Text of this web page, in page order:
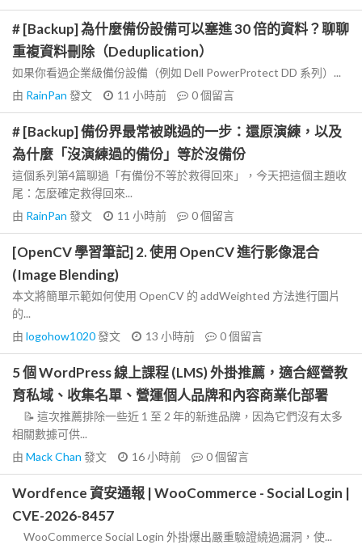
# [Backup] 為什麼備份設備可以塞進 30 倍的資料？聊聊
重複資料刪除（Deduplication）
如果你看過企業級備份設備（例如 Dell PowerProtect DD 系列）...
由 RainPan 發文 11 小時前 0個留言
# [Backup] 備份界最常被跳過的一步：還原演練，以及
為什麼「沒演練過的備份」等於沒備份
這個系列第4篇聊過「有備份不等於救得回來」，今天把這個主題收
尾：怎麼確定救得回來...
由 RainPan 發文 11 小時前 0個留言
[OpenCV 學習筆記] 2. 使用 OpenCV 進行影像混合
(Image Blending)
本文將簡單示範如何使用 OpenCV 的 addWeighted 方法進行圖片
的...
由 logohow1020發文 13 小時前 0個留言
5 個 WordPress 線上課程 (LMS) 外掛推薦，適合經營教
育私域、收集名單、營運個人品牌和內容商業化部署
📝 這次推薦排除一些近 1 至 2 年的新進品牌，因為它們沒有太多
相關數據可供...
由 Mack Chan 發文 16 小時前 0個留言
Wordfence 資安通報 | WooCommerce - Social Login |
CVE-2026-8457
WooCommerce Social Login 外掛爆出嚴重驗證繞過漏洞，使...